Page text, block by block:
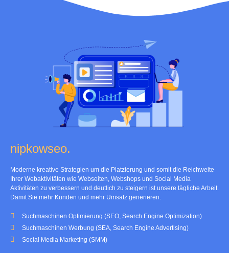
nipkowseo.
Moderne kreative Strategien um die Platzierung und somit die Reichweite
Ihrer Webaktivitäten wie Webseiten, Webshops und Social Media
Aktivitäten zu verbessern und deutlich zu steigern ist unsere tägliche Arbeit.
Damit Sie mehr Kunden und mehr Umsatz generieren.
Suchmaschinen Optimierung (SEO, Search Engine Optimization)
Suchmaschinen Werbung (SEA, Search Engine Advertising)
Social Media Marketing (SMM)